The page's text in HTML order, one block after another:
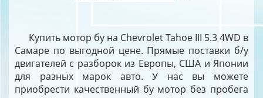
Купить мотор бу на Chevrolet Tahoe III 5.3 4WD в
Самаре по выгодной цене. Прямые поставки б/у
двигателей с разборок из Европы, США и Японии
для разных марок авто. У нас вы можете
приобрести качественный бу мотор без пробега